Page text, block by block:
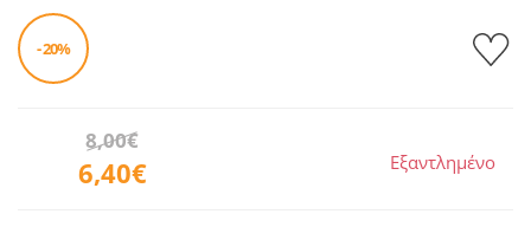
- 20%
6,40€
8,00€
Εξαντλημένο